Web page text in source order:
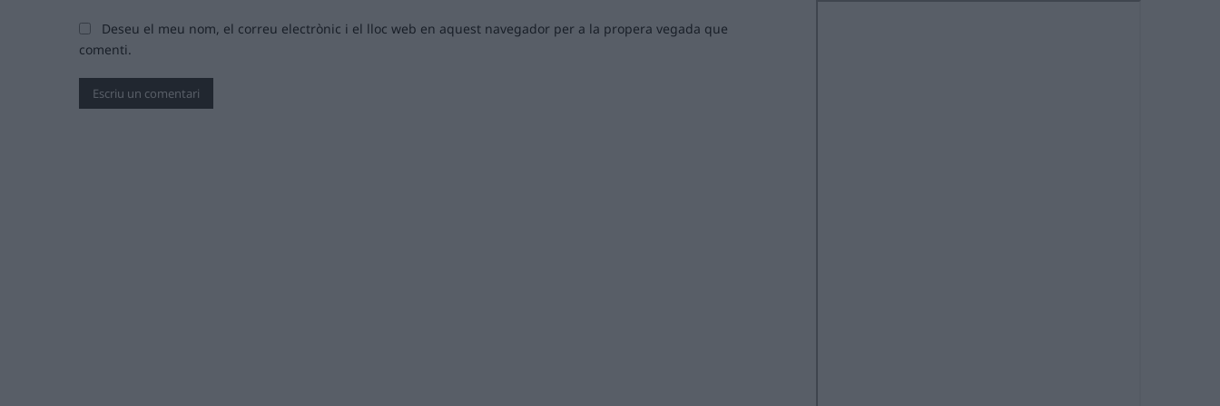
Deseu el meu nom, el correu electrònic i el lloc web en aquest navegador per a la propera vegada que
comenti.